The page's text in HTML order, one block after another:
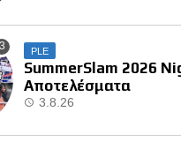
PLE
SummerSlam 2026
Αποτελέσματα
3.8.26